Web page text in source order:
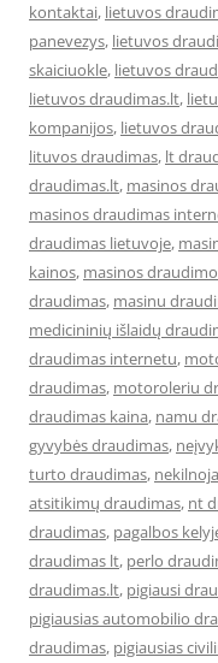
kontaktai, lietuvos
panevezys, lietuvos
skaiciuokle, lietuvos
lietuvos draudimas.lt,
kompanijos, lietuvos
lituvos draudimas, lt
draudimas.lt, masinos
masinos draudimas
draudimas lietuvoje,
kainos, masinos
draudimas, masinu
medicininių išlaidų
draudimas internetu,
draudimas, motoroleriu
draudimas kaina, namu
gyvybės draudimas,
turto draudimas,
atsitikimų draudimas, nt
draudimas, pagalbos
draudimas lt, perlo
draudimas.lt, pigiausi
pigiausias automobilio
draudimas, pigiausias